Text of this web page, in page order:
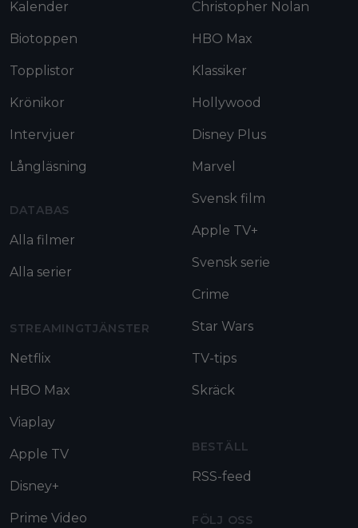
Kalender
Biotoppen
Topplistor
Krönikor
Intervjuer
Långläsning
DATABAS
Alla filmer
Alla serier
STREAMINGTJÄNSTER
Netflix
HBO Max
Viaplay
Apple TV
Disney+
Prime Video
Christopher Nolan
HBO Max
Klassiker
Hollywood
Disney Plus
Marvel
Svensk film
Apple TV+
Svensk serie
Crime
Star Wars
TV-tips
Skräck
BESTÄLL
RSS-feed
FÖLJ OSS